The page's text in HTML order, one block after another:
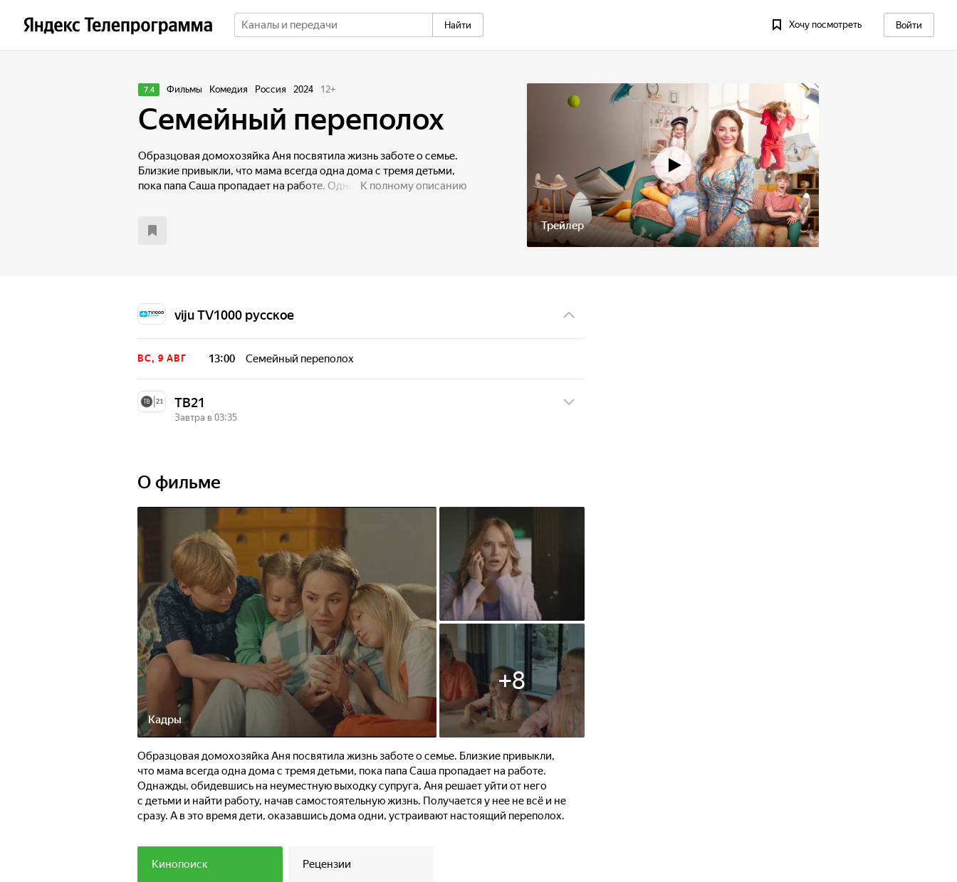
Найти Хочу посмотреть Войти
Трейлер
7.4 Фильмы Комедия Россия 2024 12+
Семейный переполох
Образцовая домохозяйка Аня посвятила жизнь заботе о семье.
Близкие привыкли, что мама всегда одна дома с тремя детьми,
пока папа Саша пропадает на работе. Однажды, обидевшись
Получается у нее не всё и не сразу. А в это время дети,
К полному описанию
viju TV1000 русское
ВС, 9 АВГ 13:00 Семейный переполох
ТВ21
Завтра в 03:35
О фильме
Кадры
+8
Образцовая домохозяйка Аня посвятила жизнь заботе о семье. Близкие привыкли,
что мама всегда одна дома с тремя детьми, пока папа Саша пропадает на работе.
Однажды, обидевшись на неуместную выходку супруга, Аня решает уйти от него
с детьми и найти работу, начав самостоятельную жизнь. Получается у нее не всё и не
сразу. А в это время дети, оказавшись дома одни, устраивают настоящий переполох.
Кинопоиск Рецензии